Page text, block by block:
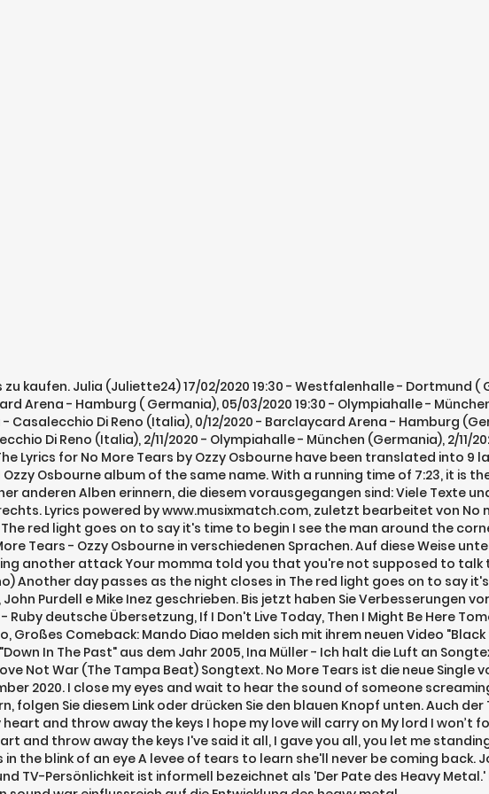
kaufen. Julia (Juliette24) 17/02/2020 19:30 - Westfalenhalle - Dortmund (
Arena - Hamburg ( Germania), 05/03/2020 19:30 - Olympiahalle -
Casalecchio Di Reno (Italia), 0/12/2020 - Barclaycard Arena - Hamburg
Di Reno (Italia), 2/11/2020 - Olympiahalle - München (Germania), 2/11/
Lyrics for No More Tears by Ozzy Osbourne have been translated into 9
Osbourne album of the same name. With a running time of 7:23, it is
anderen Alben erinnern, die diesem vorausgegangen sind: Viele Texte
Lyrics powered by www.musixmatch.com, zuletzt bearbeitet von No
red light goes on to say it's time to begin I see the man around the
Tears - Ozzy Osbourne in verschiedenen Sprachen. Auf diese Weise
another attack Your momma told you that you're not supposed to
Another day passes as the night closes in The red light goes on to say
Purdell e Mike Inez geschrieben. Bis jetzt haben Sie Verbesserungen
deutsche Übersetzung, If I Don't Live Today, Then I Might Be Here
Großes Comeback: Mando Diao melden sich mit ihrem neuen Video
In The Past" aus dem Jahr 2005, Ina Müller - Ich halt die Luft an
Not War (The Tampa Beat) Songtext. No More Tears ist die neue Single
2020. I close my eyes and wait to hear the sound of someone
folgen Sie diesem Link oder drücken Sie den blauen Knopf unten. Auch
and throw away the keys I hope my love will carry on My lord I won’t
and throw away the keys I've said it all, I gave you all, you let me
the blink of an eye A levee of tears to learn she'll never be coming back.
TV-Persönlichkeit ist informell bezeichnet als 'Der Pate des Heavy